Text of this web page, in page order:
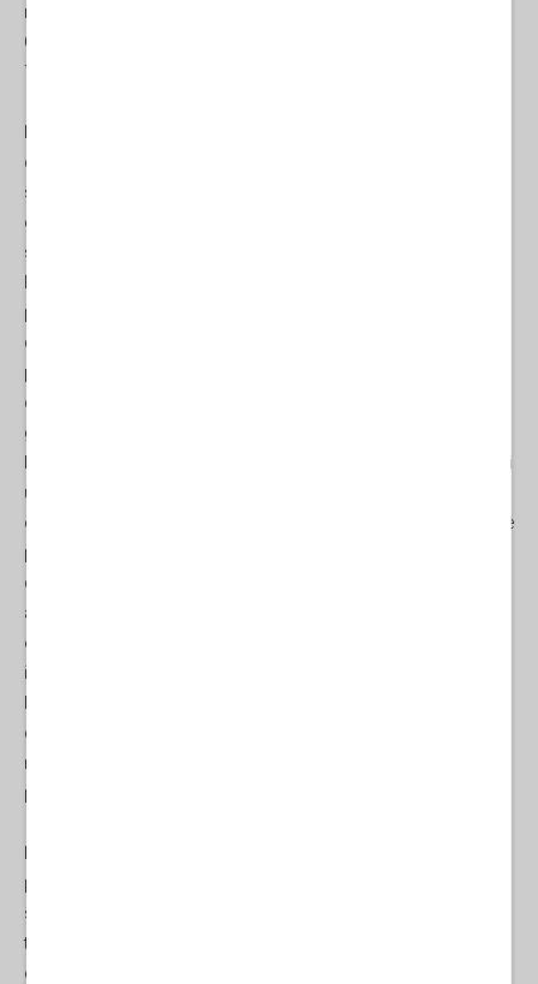
modestissima azienda sarda, arrivò a capitalizzare più della Fiat.
Ce n’era per tutti. Bastava farsi avanti e investire, magari, anche il
TFR.
della maggior parte degli esseri umani, rappresenta l’attuale
sistema economico-politico mondiale, il frutto più avanzato di
circa ottant’anni di sviluppi non solo tecnologici, ma dell’intero
sistema mondo, con una forte dipendenza dalle filiere globali.
presenti in uno smartphone. Essi arrivano da tutto il mondo, da
dove costa meno produrli, e le diverse fasi (ricerca e sviluppo,
progettazione, produzione, assemblaggio, controllo qualità,
distribuzione e vendita al dettaglio) possono avvenire in aree
geografiche anche molto lontane tra loro. Spesso il costo più
basso deriva non solo dal fatto che un certo territorio sia ricco di
un determinato materiale o che i lavoratori siano dotati di elevate
competenze, ma anche, e soprattutto, perché il costo del lavoro è
più basso, i diritti dei lavoratori meno tutelati o perché le leggi a
difesa dell’ambiente sono più permissive. Le conseguenze
ambientali (impatto sulla natura), e le conseguenze psicologiche
e sociali (impatto su lavoratori e utenti), sono considerate
inevitabili esternalità negative, e quindi tendenzialmente ignorate.
dall’utente come qualcosa di distaccato dall’oggetto stesso, un
mercato a sé stante, dietro le quinte, fuori dalla consapevolezza
pubblica.
per il vetro dello schermo, per la vibrazione. Nello smartphone
sono presenti 16 delle 17 terre rare. Nonostante il loro nome, le
terre rare sono in realtà presenti in concentrazioni abbastanza
elevate nella crosta terrestre. Sono però di difficile estrazione.